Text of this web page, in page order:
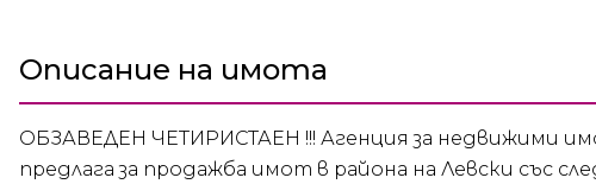
Описание на имота
ОБЗАВЕДЕН ЧЕТИРИСТАЕН !!! Агенция за недвижими
предлага за продажба имот в района на Левски със